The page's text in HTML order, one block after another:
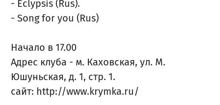
- Eclypsis (Rus).
- Song for you (Rus)
Начало в 17.00
Адрес клуба - м. Каховская, ул. М.
Юшуньская, д. 1, стр. 1.
сайт: http://www.krymka.ru/